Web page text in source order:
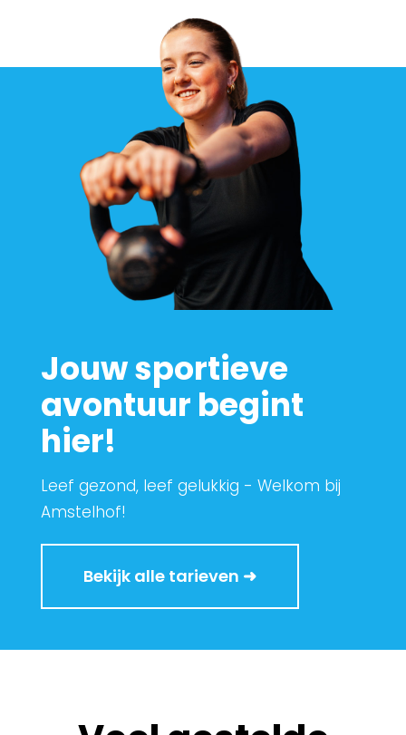
Jouw sportieve
avontuur begint
hier!
Leef gezond, leef gelukkig - Welkom bij
Amstelhof!
Bekijk alle tarieven ➜